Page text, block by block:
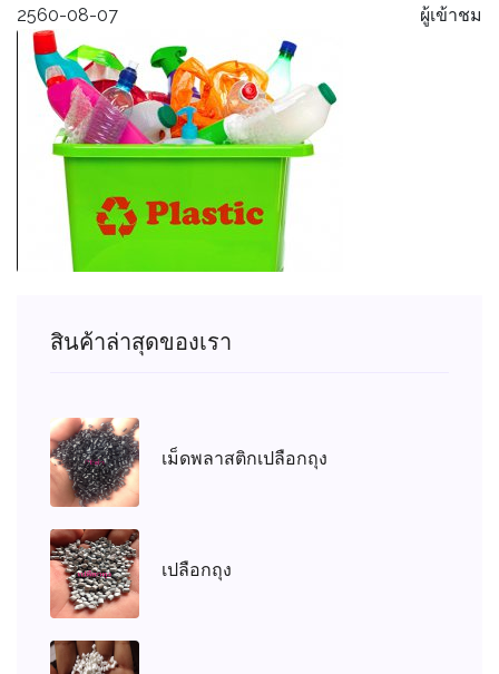
2560-08-07
ผู้เข้าชม
สินค้าล่าสุดของเรา
เม็ดพลาสติกเปลือกถุง
เปลือกถุง